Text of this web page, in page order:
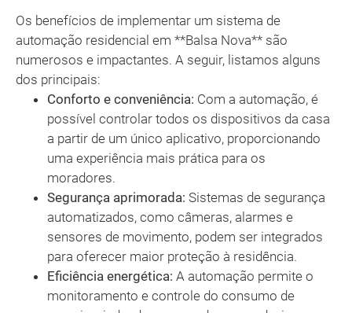
Os benefícios de implementar um sistema de
automação residencial em **Balsa Nova** são
numerosos e impactantes. A seguir, listamos alguns
dos principais:
Conforto e conveniência: Com a automação, é
possível controlar todos os dispositivos da casa
a partir de um único aplicativo, proporcionando
uma experiência mais prática para os
moradores.
Segurança aprimorada: Sistemas de segurança
automatizados, como câmeras, alarmes e
sensores de movimento, podem ser integrados
para oferecer maior proteção à residência.
Eficiência energética: A automação permite o
monitoramento e controle do consumo de